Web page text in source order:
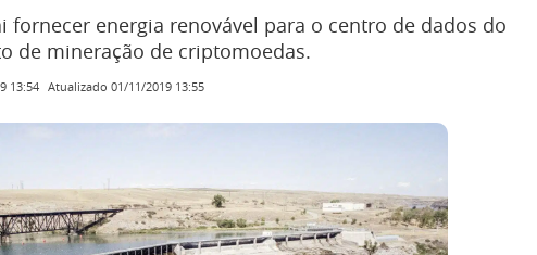
fornecer energia renovável para o centro de dados do
de mineração de criptomoedas.
13:54 Atualizado 01/11/2019 13:55